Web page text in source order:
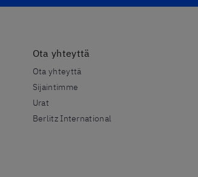
Ota yhteyttä
Ota yhteyttä
Sijaintimme
Urat
Berlitz International